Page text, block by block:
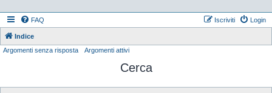
FAQ Login
Iscriviti
Indice
Argomenti senza risposta
Argomenti attivi
Cerca